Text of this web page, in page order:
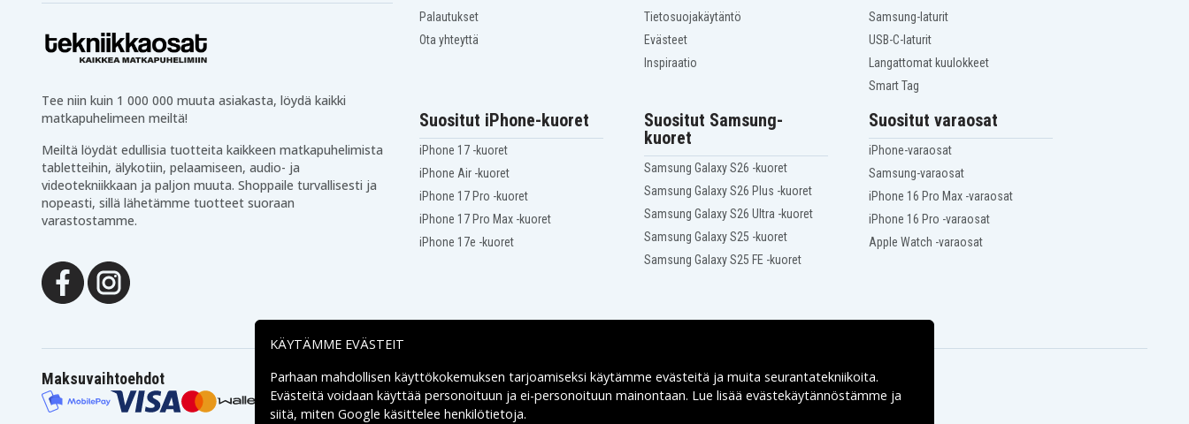
Akku on yhteensopiva seuraavien mallien kanssa:
Dyson Absolute
Dyson DC72
Dyson DC74 Animal
Dyson SV03 Animal Pro
Dyson SV04
Dyson SV05 Absolute
Dyson SV06 Fluffy
Dyson SV07
Dyson SV07 Animal Pro+
Dyson SV09
Dyson SV09 Total Clean
Dyson V 6 Animalpro
Dyson V6 Absolute
Dyson V6 Animal
Dyson V6 Animalpro
Dyson V6 Baby+Child
Dyson V6 Car+Boat
Dyson V6 Cord-free
Dyson V6 Fluffy
Dyson V6 HEPA
Dyson V6
Dyson V6 Mattress
Dyson V6 Motorhead
Extra
Dyson V6 Motorhead Pro
Exclusive
Dyson V6 Trigger
Tee niin kuin 1 000 000 muuta asiakasta, löydä kaikki
matkapuhelimeen meiltä!
Meiltä löydät edullisia tuotteita kaikkeen matkapuhelimista
tabletteihin, älykotiin, pelaamiseen, audio- ja
videotekniikkaan ja paljon muuta. Shoppaile turvallisesti ja
nopeasti, sillä lähetämme tuotteet suoraan
varastostamme.
Palautukset
Ota yhteyttä
Tietosuojakäytäntö
Evästeet
Inspiraatio
Samsung-laturit
USB-C-laturit
Langattomat kuulokkeet
Smart Tag
Suositut iPhone-kuoret
iPhone 17 -kuoret
iPhone Air -kuoret
iPhone 17 Pro -kuoret
iPhone 17 Pro Max -kuoret
iPhone 17e -kuoret
Suositut Samsung-
kuoret
Samsung Galaxy S26 -kuoret
Samsung Galaxy S26 Plus -kuoret
Samsung Galaxy S26 Ultra -kuoret
Samsung Galaxy S25 -kuoret
Samsung Galaxy S25 FE -kuoret
Suositut varaosat
iPhone-varaosat
Samsung-varaosat
iPhone 16 Pro Max -varaosat
iPhone 16 Pro -varaosat
Apple Watch -varaosat
Maksuvaihtoehdot Toimitusvaihtoehdot
KÄYTÄMME EVÄSTEIT
Parhaan mahdollisen käyttökokemuksen tarjoamiseksi käytämme evästeitä ja muita seurantatekniikoita.
Evästeitä voidaan käyttää personoituun ja ei-personoituun mainontaan. Lue lisää evästekäytännöstämme ja
siitä, miten Google käsittelee henkilötietoja.